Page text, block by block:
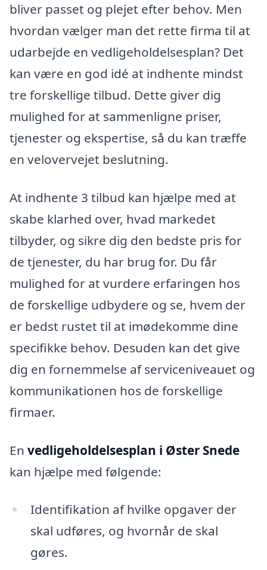
bliver passet og plejet efter behov. Men
hvordan vælger man det rette firma til at
udarbejde en vedligeholdelsesplan? Det
kan være en god idé at indhente mindst
tre forskellige tilbud. Dette giver dig
mulighed for at sammenligne priser,
tjenester og ekspertise, så du kan træffe
en velovervejet beslutning.
At indhente 3 tilbud kan hjælpe med at
skabe klarhed over, hvad markedet
tilbyder, og sikre dig den bedste pris for
de tjenester, du har brug for. Du får
mulighed for at vurdere erfaringen hos
de forskellige udbydere og se, hvem der
er bedst rustet til at imødekomme dine
specifikke behov. Desuden kan det give
dig en fornemmelse af serviceniveauet og
kommunikationen hos de forskellige
firmaer.
En vedligeholdelsesplan i Øster Snede
kan hjælpe med følgende:
Identifikation af hvilke opgaver der
skal udføres, og hvornår de skal
gøres.